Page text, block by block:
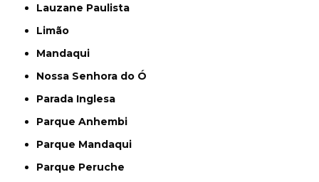
Lauzane Paulista
Limão
Mandaqui
Nossa Senhora do Ó
Parada Inglesa
Parque Anhembi
Parque Mandaqui
Parque Peruche